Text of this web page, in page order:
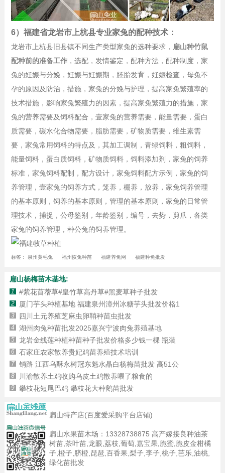
6）福建省龙岩市上杭县专业家兔的配种技术：
龙岩市上杭县旧县镇不同生产类型家兔的选种要求， 扁山种竹鼠
配种前的准备工作，选配，发情鉴定，配种方法，配种制度，家
兔的妊娠与分娩，妊娠与妊娠期，胚胎发育，妊娠检查，母兔不
孕的原因及防治，措施，家兔的分娩与护理，提高家兔繁殖率的
技术措施，影响家兔繁殖力的因素，提高家兔繁殖力的措施，家
兔的营养需要及饲料配合，壹家兔的营养需要，能量需要，蛋白
质需要，碳水化合物需要，脂肪需要，矿物质需要，维生素需
要，家兔常用饲料的特点及，其加工调制，青绿饲料，粗饲料，
能量饲料，蛋白质饲料，矿物质饲料，饲料添加剂，家兔的饲养
标准，家兔饲料配制，配方设计，家兔饲料配方示例，家兔的饲
养管理，壹家兔的饲养方式，笼养，棚养，放养，家兔饲养管理
的基本原则，饲养的基本原则，管理的基本原则，家兔的日常管
理技术，捕捉，公母鉴别，年龄鉴别，编号，去势，剪爪，各类
家兔的饲养管理，种公兔的饲养管理。
标签： 泉州黄毛兔 福州恢兔种苗 福建养兔网 福建种兔批发
扁山杨梅苗木基地:
1 #紫花苜蓿草#皇竹草高丹草#黑麦草种子批发
2 厦门芋头种植基地 福建泉州漳州冰糖芋头批发价格1
3 四川土元养殖芝麻虫卵鞘种苗虫批发
4 湖州肉兔种苗批发2025嘉兴宁波肉兔养殖基地
5 龙岩金线莲种植种苗种子批发价格多少钱一棵 瓶装
6 石家庄农家散养贵妃鸡苗养殖技术培训
7 销路 江西乌酥永树冠东魁水晶白杨梅苗批发 高51公
8 川渝散养土鸡收购乌皮土鸡散养喂了粮食的
9 攀枝花短尾巴鸡 攀枝花大种鹅苗批发
扁山特产店(百度爱采购平台店铺)
扁山水果苗木场： 13328738875 高产嫁接良种油茶
树苗,茶叶苗,龙眼,荔枝,葡萄,嘉宝果,脆蜜,脆皮金柑橘
子,橙子,脐橙,琵琶,百香果,梨子,李子,桃子,芭乐,油桃,
绿化苗批发